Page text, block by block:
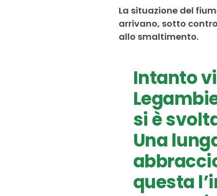
La situazione del
arrivano, sotto
allo smaltimento.
Intanto
si è
Una
questa